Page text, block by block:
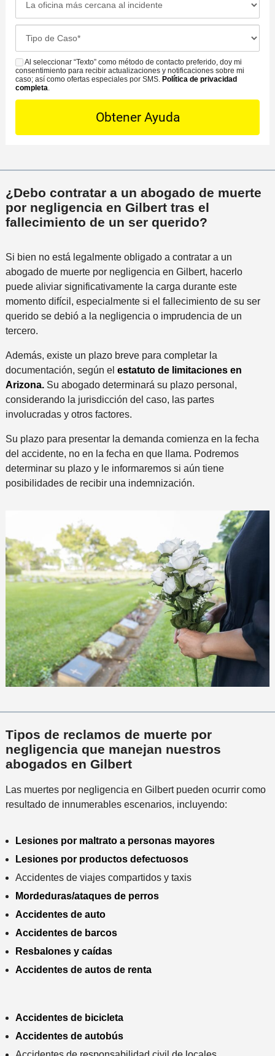
*
d
C
o
n
t
t
P
e
f
e
d
o
c
ó
n
d
e
i
e
n
t
o
i
c
i
n
e
r
c
a
a
l
i
n
c
i
d
e
n
t
*
s
e
D
e
a
*
S
M
S
Al seleccionar “Texto” como método de contacto preferido, doy mi
consentimiento para recibir actualizaciones y notificaciones sobre mi
caso; así como ofertas especiales por SMS. Política de privacidad
completa
¿Debo contratar a un abogado de muerte
por negligencia en Gilbert tras el
fallecimiento de un ser querido?
Si bien no está legalmente obligado a contratar a un
abogado de muerte por negligencia en Gilbert, hacerlo
puede aliviar significativamente la carga durante este
momento difícil, especialmente si el fallecimiento de su ser
querido se debió a la negligencia o imprudencia de un
tercero.
Además, existe un plazo breve para completar la
documentación, según el estatuto de limitaciones en
Arizona.Su abogado determinará su plazo personal,
considerando la jurisdicción del caso, las partes
involucradas y otros factores.
Su plazo para presentar la demanda comienza en la fecha
del accidente, no en la fecha en que llama. Podremos
determinar su plazo y le informaremos si aún tiene
posibilidades de recibir una indemnización.
Tipos de reclamos de muerte por
negligencia que manejan nuestros
abogados en Gilbert
Las muertes por negligencia en Gilbert pueden ocurrir como
resultado de innumerables escenarios, incluyendo:
Lesiones por maltrato a personas mayores
Lesiones por productos defectuosos
Accidentes de viajes compartidos y taxis
Mordeduras/ataques de perros
Accidentes de auto
Accidentes de barcos
Resbalones y caídas
Accidentes de autos de renta
Accidentes de bicicleta
Accidentes de autobús